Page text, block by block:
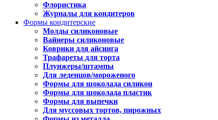
Флористика
Журналы для кондитеров
Формы кондитерские
Молды силиконовые
Вайнеры силиконовые
Коврики для айсинга
Трафареты для торта
Плунжеры/штампы
Для леденцов/мороженого
Формы для шоколада силикон
Формы для шоколада пластик
Формы для выпечки
Для муссовых тортов, пирожных